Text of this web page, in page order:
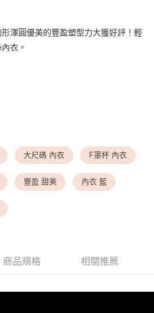
以上)免運費
取貨付款
萊爾富取貨
形渾圓優美的豐盈塑型力大獲好評！輕
衣。
大尺碼 內衣 F罩杯 內衣
豐盈 甜美 內衣 藍
商品規格 相關推薦